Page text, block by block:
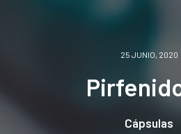
25 JUNIO, 2020
Cápsulas